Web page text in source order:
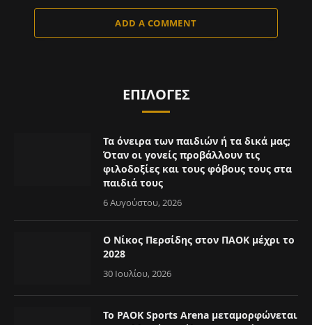
ADD A COMMENT
ΕΠΙΛΟΓΈΣ
Τα όνειρα των παιδιών ή τα δικά μας;
Όταν οι γονείς προβάλλουν τις
φιλοδοξίες και τους φόβους τους στα
παιδιά τους
6 Αυγούστου, 2026
Ο Νίκος Περσίδης στον ΠΑΟΚ μέχρι το
2028
30 Ιουλίου, 2026
Το PAOK Sports Arena μεταμορφώνεται